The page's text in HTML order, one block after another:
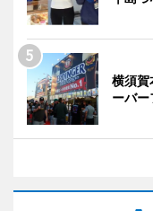
横須
ーバー